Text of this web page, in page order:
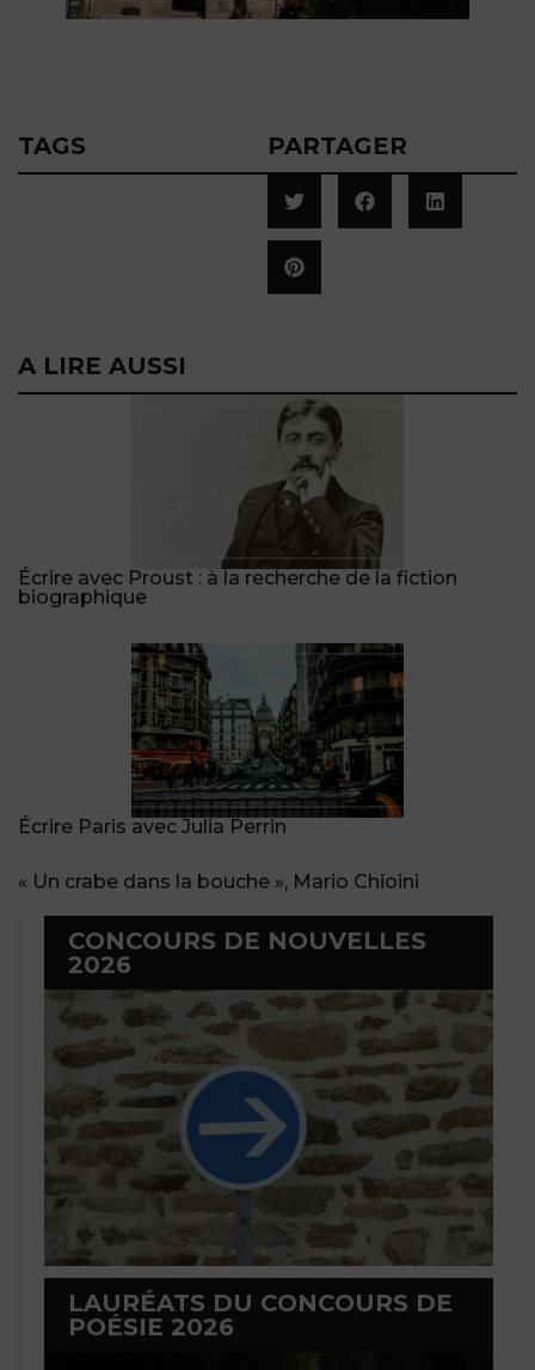
TAGS PARTAGER
A LIRE AUSSI
Écrire avec Proust : à la recherche de la fiction
biographique
Écrire Paris avec Julia Perrin
« Un crabe dans la bouche », Mario Chioini
CONCOURS DE NOUVELLES
2026
LAURÉATS DU CONCOURS DE
POÉSIE 2026